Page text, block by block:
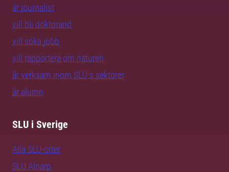
är journalist
vill bli doktorand
vill söka jobb
vill rapportera om naturen
är verksam inom SLU:s sektorer
är alumn
SLU i Sverige
Alla SLU-orter
SLU Alnarp